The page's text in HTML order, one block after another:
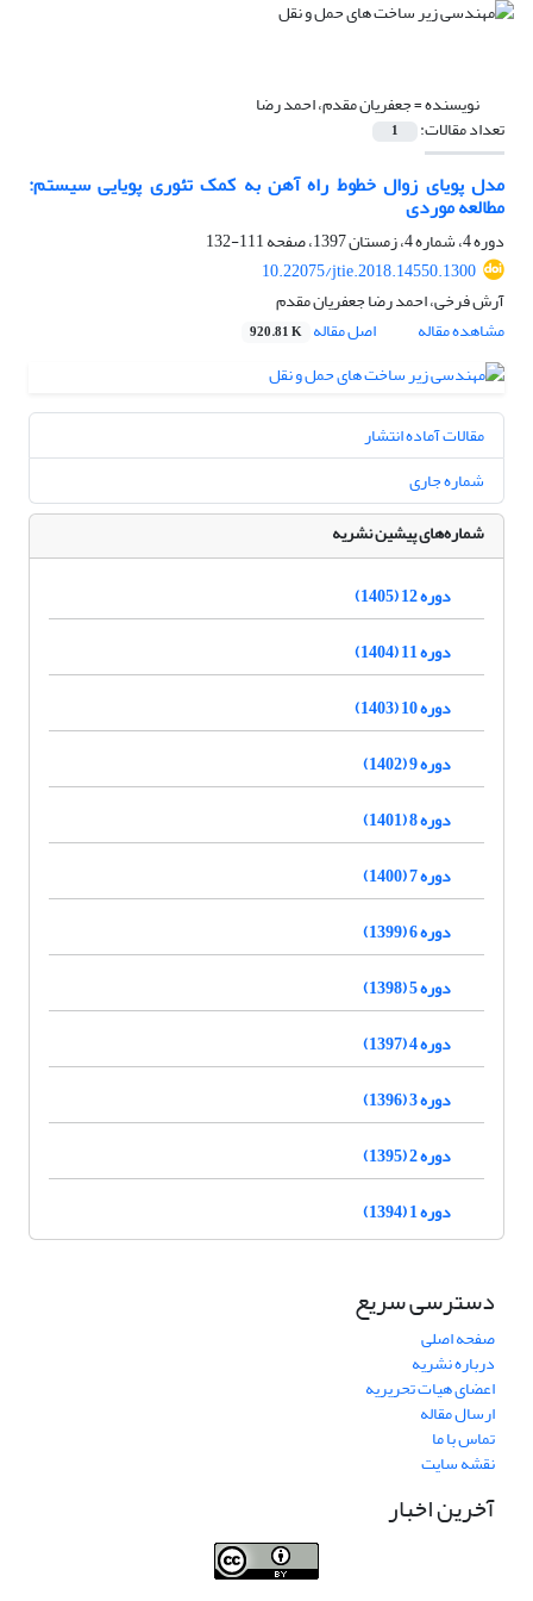
نویسنده =جعفریان مقدم، احمد رضا
تعداد مقالات: 1
مدل پویای زوال خطوط راه آهن به کمک تئوری پویایی‌‌ سیستم:
مطالعه موردی
دوره 4، شماره 4، زمستان 1397، صفحه
111-132
10.22075/jtie.2018.14550.1300
آرش فرخی، احمد رضا جعفریان مقدم
مشاهده مقاله
اصل مقاله 920.81 K
مقالات آماده انتشار
شماره جاری
شماره‌های پیشین نشریه
دوره 12 (1405)
دوره 11 (1404)
دوره 10 (1403)
دوره 9 (1402)
دوره 8 (1401)
دوره 7 (1400)
دوره 6 (1399)
دوره 5 (1398)
دوره 4 (1397)
دوره 3 (1396)
دوره 2 (1395)
دوره 1 (1394)
دسترسی سریع
صفحه اصلی
درباره نشریه
اعضای هیات تحریریه
ارسال مقاله
تماس با ما
نقشه سایت
آخرین اخبار